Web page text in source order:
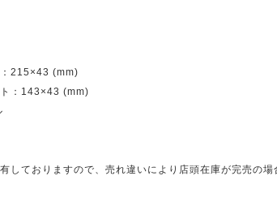
215×43 (mm)
(mm)
しておりますので、売れ違いにより店頭在庫が完売の場